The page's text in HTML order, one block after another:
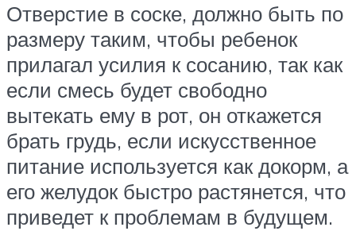
Отверстие в соске, должно быть по
размеру таким, чтобы ребенок
прилагал усилия к сосанию, так как
если смесь будет свободно
вытекать ему в рот, он откажется
брать грудь, если искусственное
питание используется как докорм, а
его желудок быстро растянется, что
приведет к проблемам в будущем.